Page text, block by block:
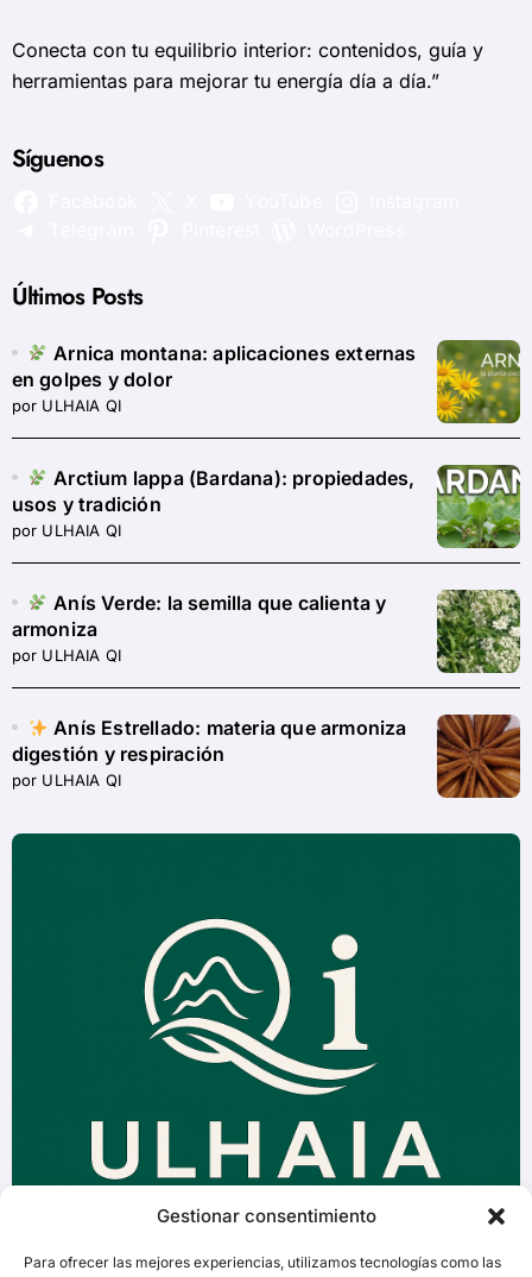
Gestionar consentimiento
Para ofrecer las mejores experiencias, utilizamos tecnologías como las
Conecta con tu equilibrio interior: contenidos, guía y
herramientas para mejorar tu energía día a día.”
Síguenos
Últimos Posts
Arnica montana: aplicaciones externas
en golpes y dolor
por ULHAIA QI
Arctium lappa (Bardana): propiedades,
usos y tradición
por ULHAIA QI
Anís Verde: la semilla que calienta y
armoniza
por ULHAIA QI
Anís Estrellado: materia que armoniza
digestión y respiración
por ULHAIA QI